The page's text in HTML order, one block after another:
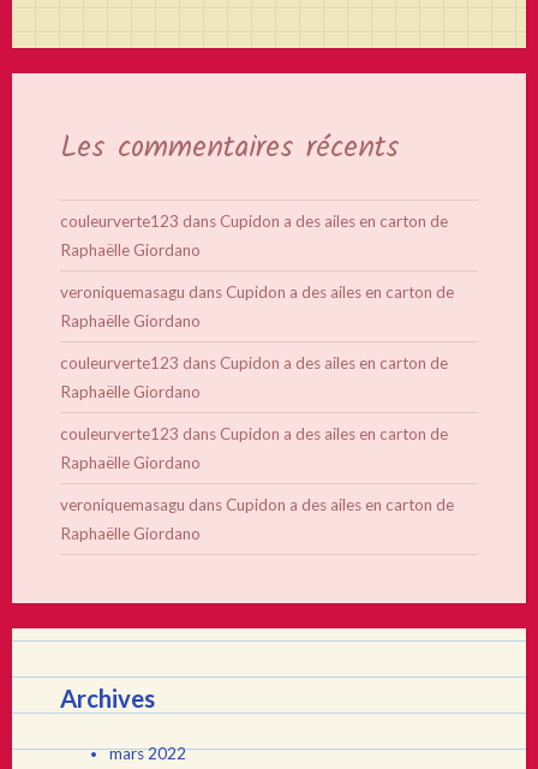
Les commentaires récents
couleurverte123 dans Cupidon a des ailes en carton de
Raphaëlle Giordano
veroniquemasagu dans Cupidon a des ailes en carton de
Raphaëlle Giordano
couleurverte123 dans Cupidon a des ailes en carton de
Raphaëlle Giordano
couleurverte123 dans Cupidon a des ailes en carton de
Raphaëlle Giordano
veroniquemasagu dans Cupidon a des ailes en carton de
Raphaëlle Giordano
Archives
mars 2022